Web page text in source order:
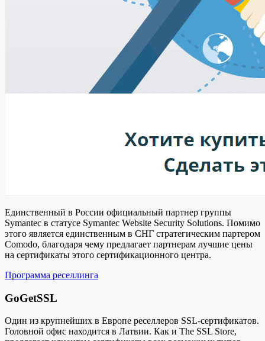
Единственный в России официальный партнер группы
Symantec в статусе Symantec Website Security Solutions. Помимо
этого является единственным в СНГ стратегическим партером
Comodo, благодаря чему предлагает партнерам лучшие цены
на сертификаты этого сертификационного центра.
Программа реселлинга
GoGetSSL
Один из крупнейших в Европе реселлеров SSL-сертификатов.
Головной офис находится в Латвии. Как и The SSL Store,